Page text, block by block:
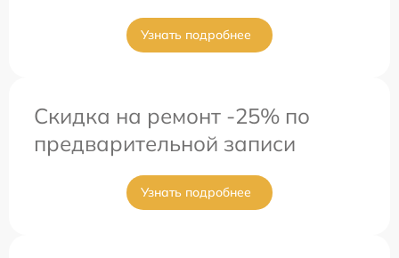
Узнать подробнее
Скидка на ремонт -25% по
предварительной записи
Узнать подробнее